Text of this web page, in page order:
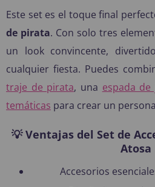
Este set es el toque final
de pirata. Con solo tres
un look convincente,
cualquier fiesta. Puedes
traje de pirata, una espada de
temáticas para crear un
💡 Ventajas del Set de
Atosa
Accesorios